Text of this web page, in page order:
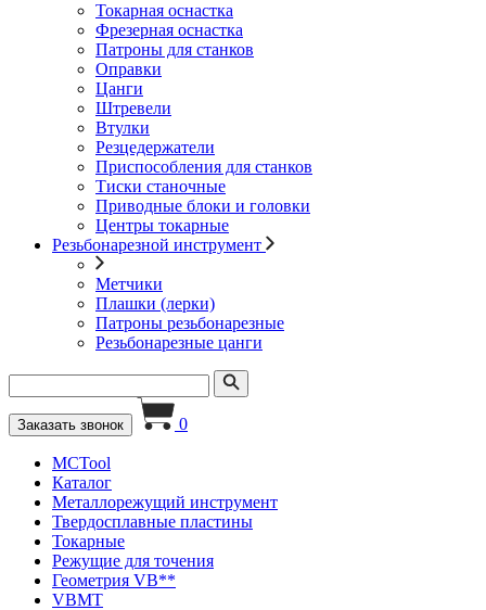
Токарная оснастка
Фрезерная оснастка
Патроны для станков
Оправки
Цанги
Штревели
Втулки
Резцедержатели
Приспособления для станков
Тиски станочные
Приводные блоки и головки
Центры токарные
Резьбонарезной инструмент
Метчики
Плашки (лерки)
Патроны резьбонарезные
Резьбонарезные цанги
Заказать звонок 0
MCTool
Каталог
Металлорежущий инструмент
Твердосплавные пластины
Токарные
Режущие для точения
Геометрия VB**
VBMT